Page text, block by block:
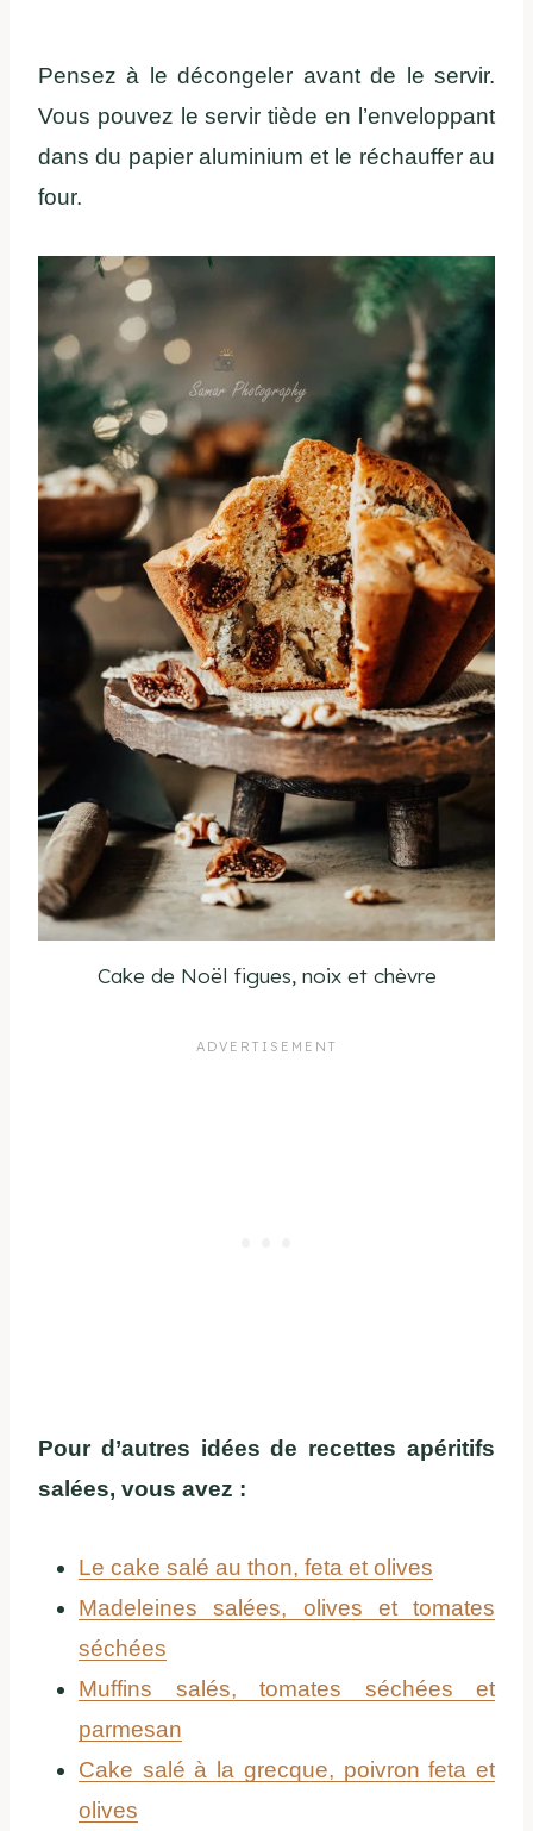
Pensez à le décongeler avant de le servir.
Vous pouvez le servir tiède en l’enveloppant
dans du papier aluminium et le réchauffer au
four.
Cake de Noël figues, noix et chèvre
Pour d’autres idées de recettes apéritifs
salées, vous avez :
Le cake salé au thon, feta et olives
Madeleines salées, olives et tomates
séchées
Muffins salés, tomates séchées et
parmesan
Cake salé à la grecque, poivron feta et
olives